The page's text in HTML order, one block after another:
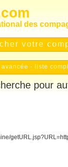
des
votre
- liste
pour